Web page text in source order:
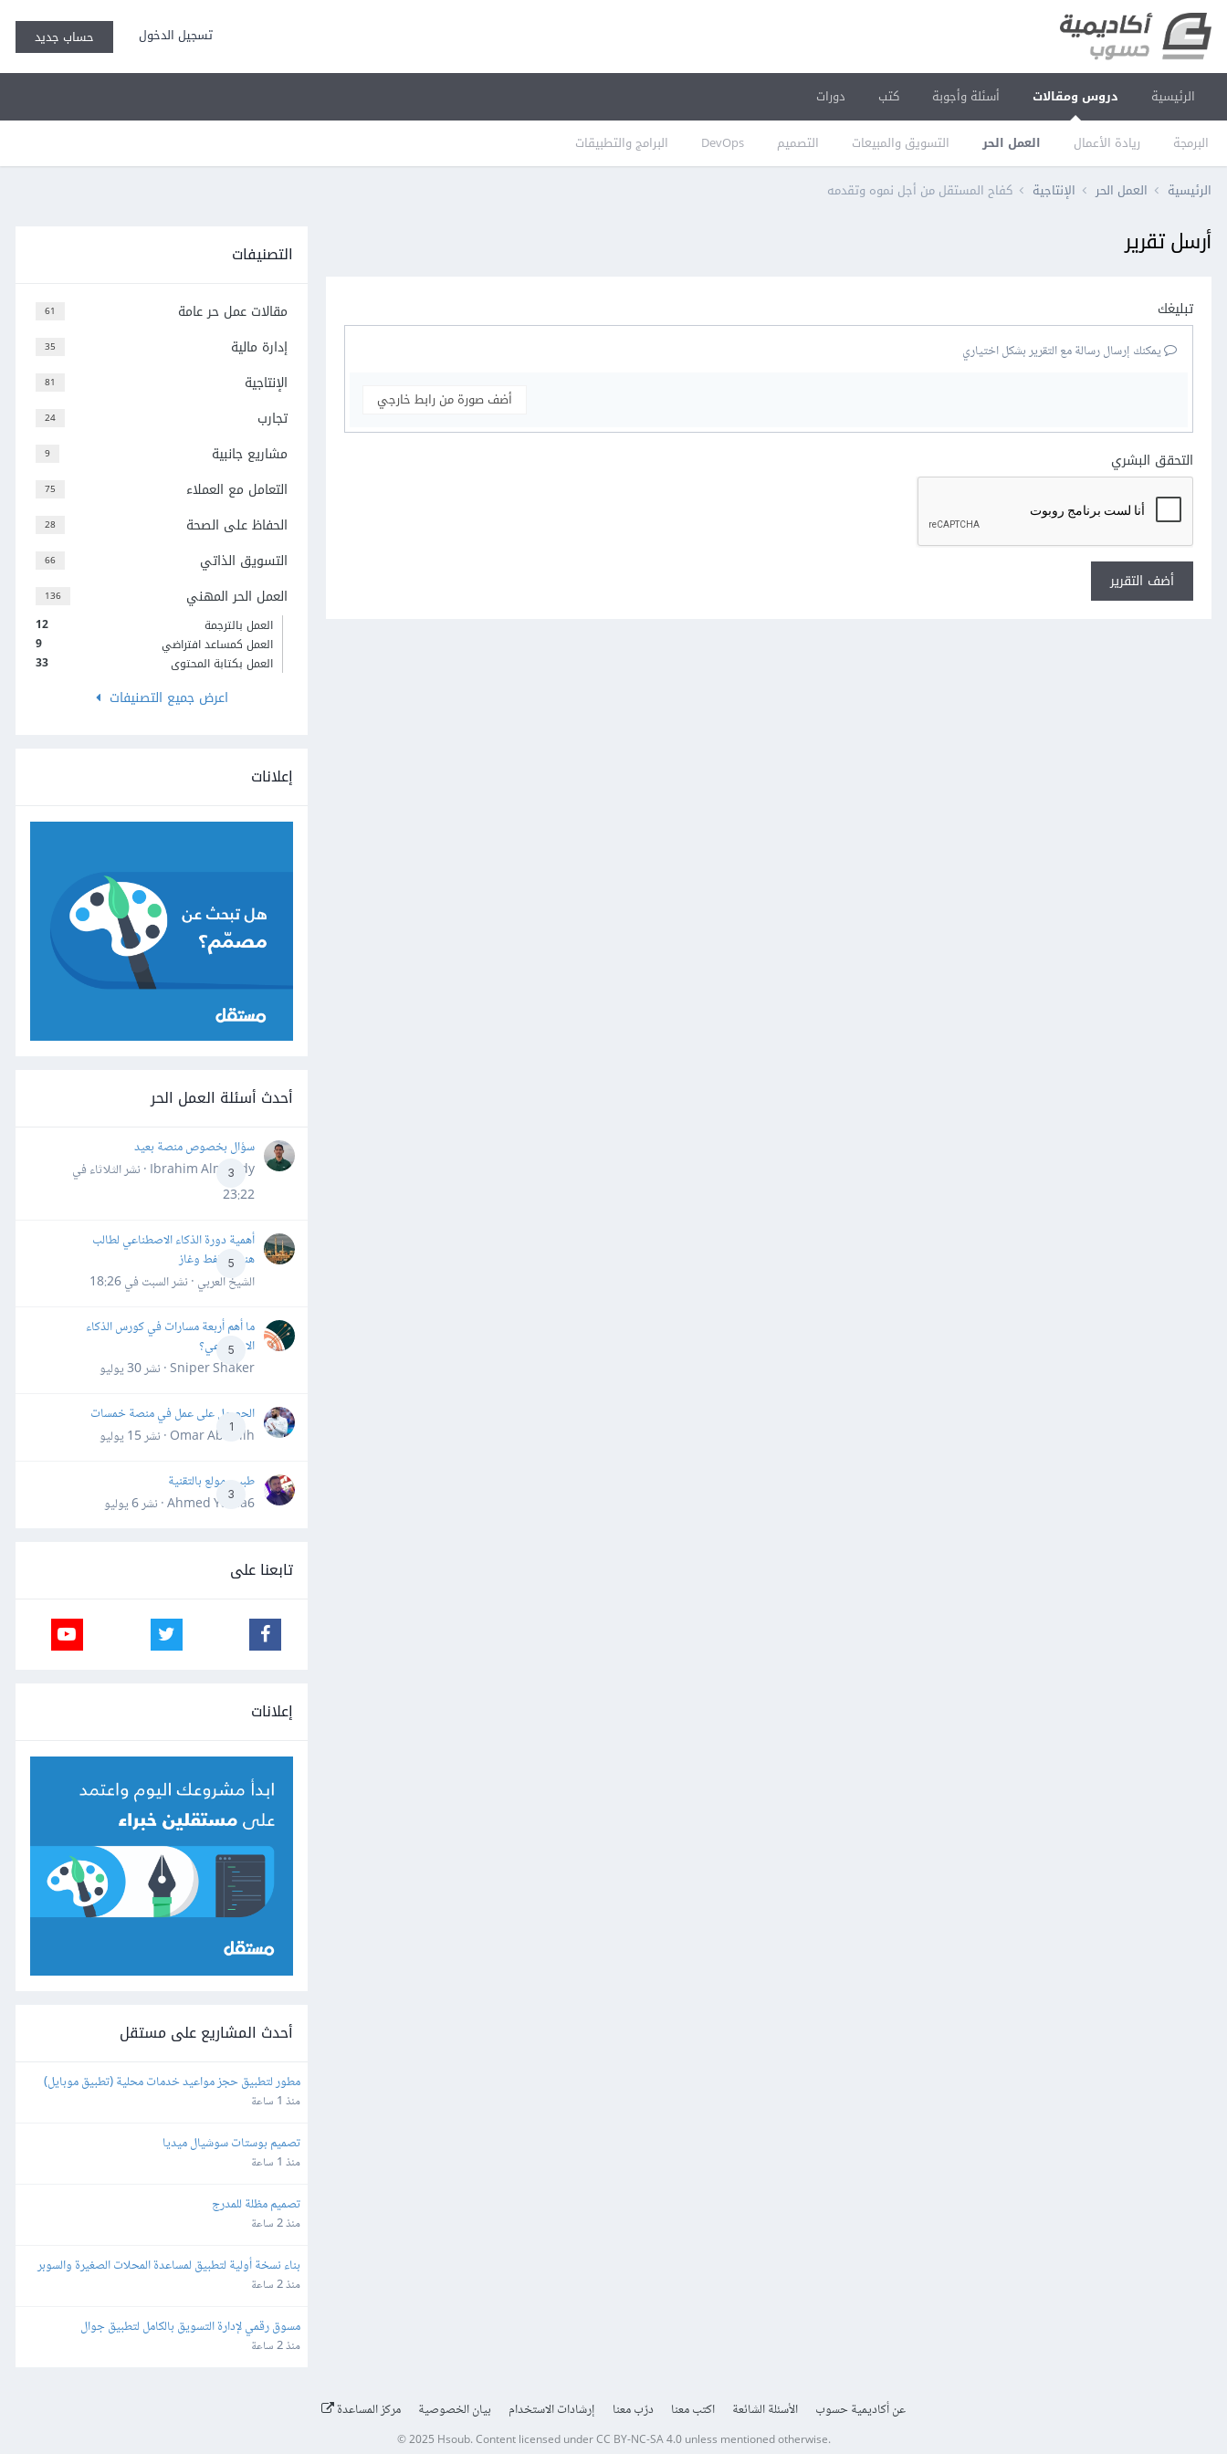
تسجيل الدخول حساب جديد
الرئيسية دروس ومقالات
البرمجة ريادة الأعمال العمل الحر التسويق والمبيعات التصميم DevOps البرامج والتطبيقات
أسئلة وأجوبة كتب دورات
الرئيسية العمل الحر الإنتاجية كفاح المستقل من أجل نموه وتقدمه
أرسل تقرير
تبليغك
يمكنك إرسال رسالة مع التقرير بشكل اختياري
أضف صورة من رابط خارجي
التحقق البشري
أضف التقرير
التصنيفات
61 مقالات عمل حر عامة
35 إدارة مالية
81 الإنتاجية
24 تجارب
9 مشاريع جانبية
75 التعامل مع العملاء
28 الحفاظ على الصحة
66 التسويق الذاتي
136 العمل الحر المهني
12
العمل بالترجمة
9
العمل كمساعد افتراضي
33
العمل بكتابة المحتوى
اعرض جميع التصنيفات
إعلانات
أحدث أسئلة العمل الحر
3
سؤال بخصوص منصة بعيد
Ibrahim Almahdy · نشر
الثلاثاء في
23:22
5
أهمية دورة الذكاء الاصطناعي لطالب
هندسة نفط وغاز
الشيخ العربي · نشرالسبت في 18:26
5
ما أهم أربعة مسارات في كورس الذكاء
الاصطناعي؟
Sniper Shaker · نشر
30 يوليو
1
الحصول على عمل في منصة خمسات
Omar Abdallh · نشر
15 يوليو
3
طبيب مولع بالتقنية
Ahmed Yahia6 · نشر
6 يوليو
تابعنا على
إعلانات
أحدث المشاريع على مستقل
مطور لتطبيق حجز مواعيد خدمات محلية (تطبيق موبايل)
منذ 1 ساعة
تصميم بوستات سوشيال ميديا
منذ 1 ساعة
تصميم مظلة للمدرج
منذ 2 ساعة
بناء نسخة أولية لتطبيق لمساعدة المحلات الصغيرة والسوبر
ماركت
منذ 2 ساعة
مسوق رقمي لإدارة التسويق بالكامل لتطبيق جوال
منذ 2 ساعة
عن أكاديمية حسوب الأسئلة الشائعة اكتب معنا درّب معنا إرشادات الاستخدام بيان الخصوصية مركز المساعدة
© 2025 Hsoub.Content licensed underCC BY-NC-SA 4.0unless mentioned otherwise.